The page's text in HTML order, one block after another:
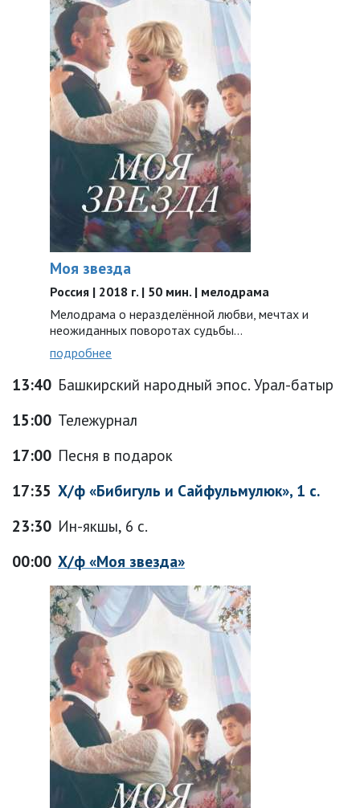
Моя звезда
Россия | 2018 г. | 50 мин. | мелодрама
Мелодрама о неразделённой любви, мечтах и
неожиданных поворотах судьбы…
подробнее
13:40 Башкирский народный эпос. Урал-батыр
15:00 Тележурнал
17:00 Песня в подарок
17:35 Х/ф «Бибигуль и Сайфульмулюк», 1 с.
23:30 Ин-якшы, 6 с.
00:00 Х/ф «Моя звезда»